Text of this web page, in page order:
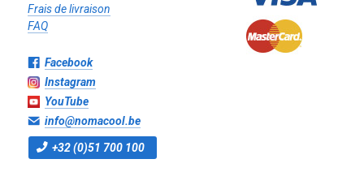
Frais de livraison
FAQ
Facebook
Instagram
YouTube
info@nomacool.be
+32 (0)51 700 100